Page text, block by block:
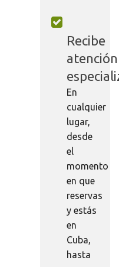
Recibe
atención
En
cualquier
lugar,
desde
el
momento
en que
reservas
y estás
en
Cuba,
hasta